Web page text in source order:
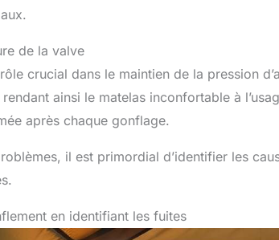
de la valve
crucial dans le maintien de la pression
rendant ainsi le matelas inconfortable à
après chaque gonflage.
il est primordial d’identifier les
en identifiant les fuites